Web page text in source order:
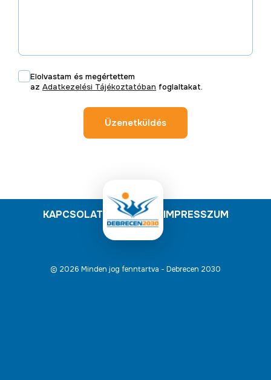
Elolvastam és megértettem
az Adatkezelési Tájékoztatóban foglaltakat.
Üzenetküldés
KAPCSOLAT IMPRESSZUM
© 2026 Minden jog fenntartva - Debrecen 2030